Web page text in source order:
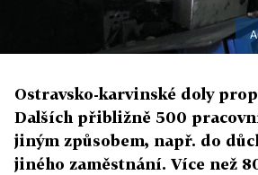
Ostravsko-karvinské doly
Dalších přibližně 500
jiným způsobem, např. do
jiného zaměstnání. Více než